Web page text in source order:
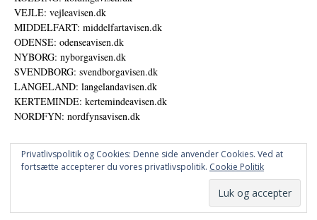
VEJLE: vejleavisen.dk
MIDDELFART: middelfartavisen.dk
ODENSE: odenseavisen.dk
NYBORG: nyborgavisen.dk
SVENDBORG: svendborgavisen.dk
LANGELAND: langelandavisen.dk
KERTEMINDE: kertemindeavisen.dk
NORDFYN: nordfynsavisen.dk
© DANSKE DIGITALE MEDIER A/S - NYHEDER, ANALYSER OG PERSPEKTIVER
Privatlivspolitik og Cookies: Denne side anvender Cookies. Ved at
fortsætte accepterer du vores privatlivspolitik. Cookie Politik